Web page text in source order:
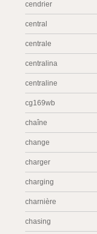
cendrier
central
centrale
centralina
centraline
cg169wb
chaîne
change
charger
charging
charnière
chasing